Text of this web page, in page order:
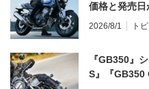
価格と発売日
2026/8/1 ト
『GB350』
S』『GB350